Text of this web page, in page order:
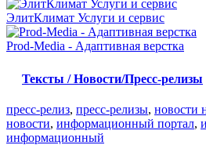
ЭлитКлимат Услуги и сервис
Prod-Media - Адаптивная верстка
Тексты / Новости/Пресс-релизы
пресс-релиз, пресс-релизы, новости
новости, информационный портал,
информационный